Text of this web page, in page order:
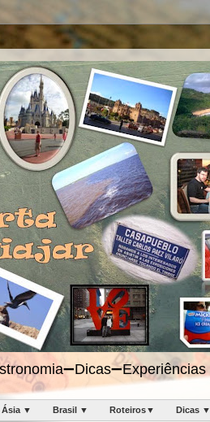
Ásia ▼ Brasil ▼ Roteiros▼ Dicas ▼